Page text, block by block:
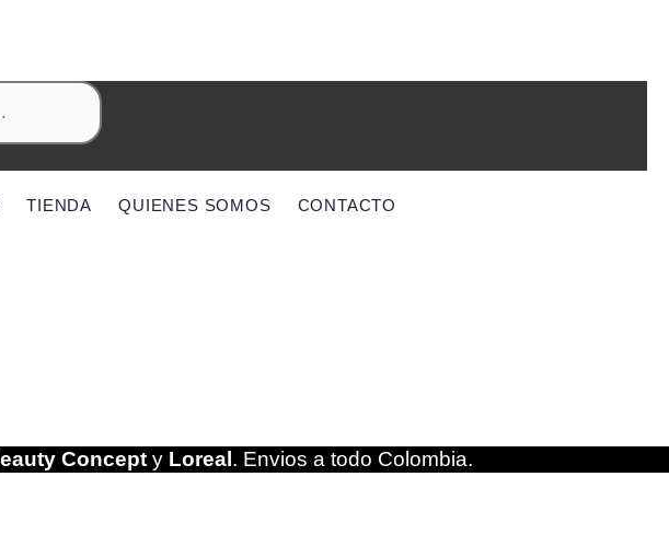
TIENDA QUIENES SOMOS CONTACTO
Concept y Loreal . Envios a todo Colombia.